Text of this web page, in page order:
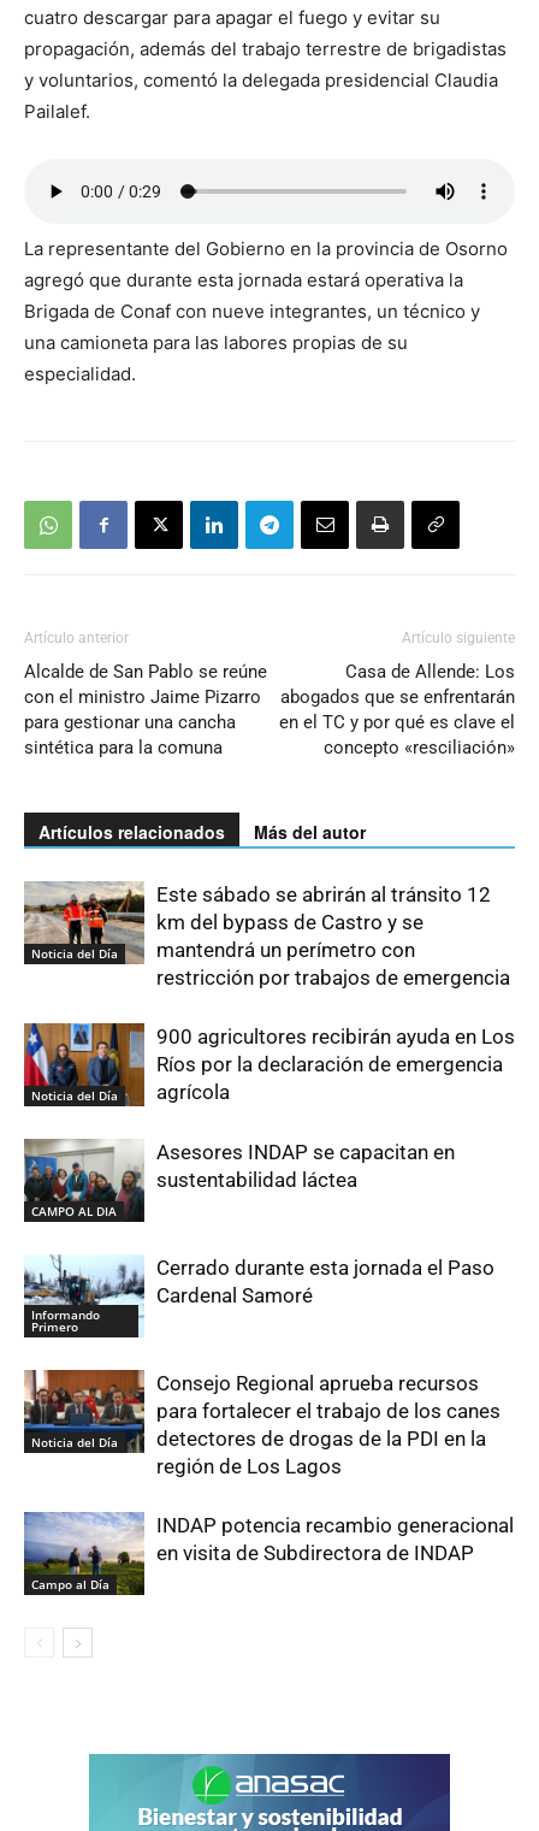
cuatro descargar para apagar el fuego y evitar su
propagación, además del trabajo terrestre de brigadistas
y voluntarios, comentó la delegada presidencial Claudia
Pailalef.
La representante del Gobierno en la provincia de Osorno
agregó que durante esta jornada estará operativa la
Brigada de Conaf con nueve integrantes, un técnico y
una camioneta para las labores propias de su
especialidad.
Artículo anterior
Alcalde de San Pablo se reúne
con el ministro Jaime Pizarro
para gestionar una cancha
sintética para la comuna
Artículo siguiente
Casa de Allende: Los
abogados que se enfrentarán
en el TC y por qué es clave el
concepto «resciliación»
Artículos relacionados Más del autor
Noticia del Día
Este sábado se abrirán al tránsito 12
km del bypass de Castro y se
mantendrá un perímetro con
restricción por trabajos de emergencia
Noticia del Día
900 agricultores recibirán ayuda en Los
Ríos por la declaración de emergencia
agrícola
CAMPO AL DIA
Asesores INDAP se capacitan en
sustentabilidad láctea
Informando
Primero
Cerrado durante esta jornada el Paso
Cardenal Samoré
Noticia del Día
Consejo Regional aprueba recursos
para fortalecer el trabajo de los canes
detectores de drogas de la PDI en la
región de Los Lagos
Campo al Día
INDAP potencia recambio generacional
en visita de Subdirectora de INDAP